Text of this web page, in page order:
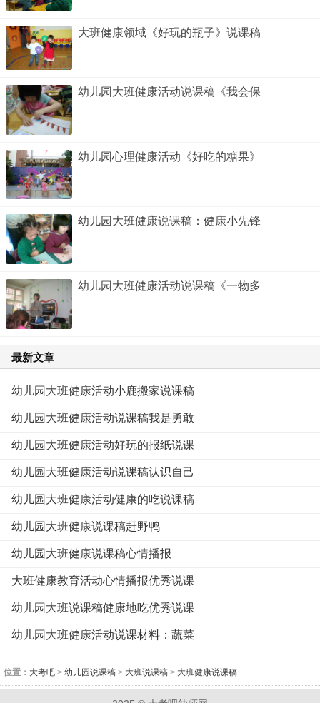
大班健康领域《好玩的瓶子》说课稿
幼儿园大班健康活动说课稿《我会保
幼儿园心理健康活动《好吃的糖果》
幼儿园大班健康说课稿：健康小先锋
幼儿园大班健康活动说课稿《一物多
最新文章
幼儿园大班健康活动小鹿搬家说课稿
幼儿园大班健康活动说课稿我是勇敢
幼儿园大班健康活动好玩的报纸说课
幼儿园大班健康活动说课稿认识自己
幼儿园大班健康活动健康的吃说课稿
幼儿园大班健康说课稿赶野鸭
幼儿园大班健康说课稿心情播报
大班健康教育活动心情播报优秀说课
幼儿园大班说课稿健康地吃优秀说课
幼儿园大班健康活动说课材料：蔬菜
位置： 大考吧 > 幼儿园说课稿 > 大班说课稿 > 大班健康说课稿